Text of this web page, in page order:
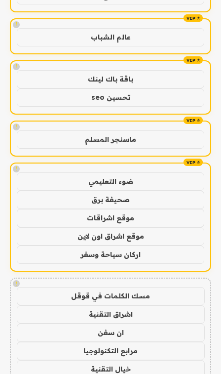
!
عالم الشباب
!
باقة باك لينك
تحسين seo
!
ماسنجر المسلم
!
ضوء التعليمي
صحيفة برق
موقع اشراقات
موقع اشراق اون لاين
اركان سياحة وسفر
!
مسك الكلمات في قوقل
اشراق التقنية
ان سفن
مرابع التكنولوجيا
خيال التقنية